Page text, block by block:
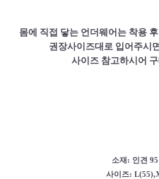
몸에 직접 닿는 언더웨어는 착용
권장사이즈대로 입어주시
사이즈 참고하시어
소재: 인견
사이즈: